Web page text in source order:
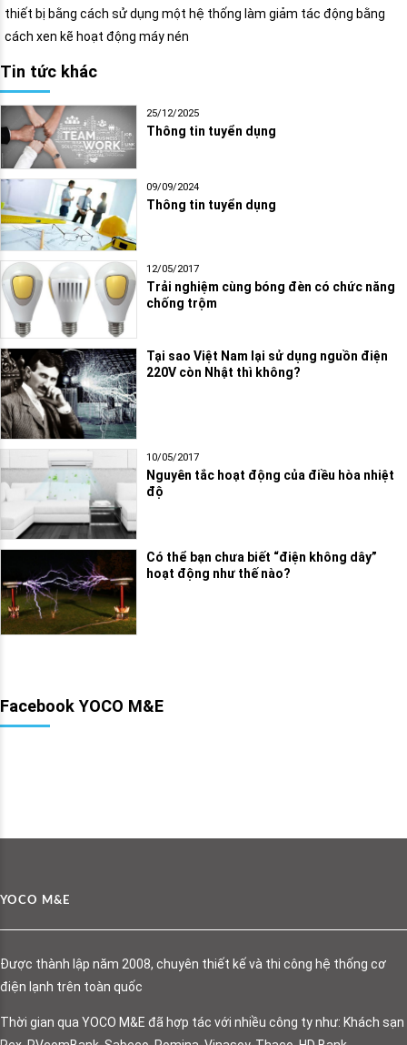
thiết bị bằng cách sử dụng một hệ thống làm giảm tác động bằng
cách xen kẽ hoạt động máy nén
Tin tức khác
25/12/2025
Thông tin tuyển dụng
09/09/2024
Thông tin tuyển dụng
12/05/2017
Trải nghiệm cùng bóng đèn có chức năng
chống trộm
Tại sao Việt Nam lại sử dụng nguồn điện
220V còn Nhật thì không?
10/05/2017
Nguyên tắc hoạt động của điều hòa nhiệt
độ
Có thể bạn chưa biết “điện không dây”
hoạt động như thế nào?
Facebook YOCO M&E
YOCO M&E
Được thành lập năm 2008, chuyên thiết kế và thi công hệ thống cơ
điện lạnh trên toàn quốc
Thời gian qua YOCO M&E đã hợp tác với nhiều công ty như: Khách sạn